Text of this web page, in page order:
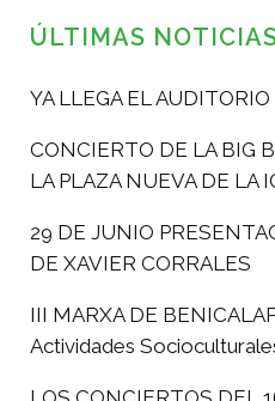
ÚLTIMAS
YA LLEGA EL
CONCIERTO DE LA BIG
LA PLAZA NUEVA DE LA
29 DE JUNIO
DE XAVIER CORRALES
III MARXA DE
Actividades